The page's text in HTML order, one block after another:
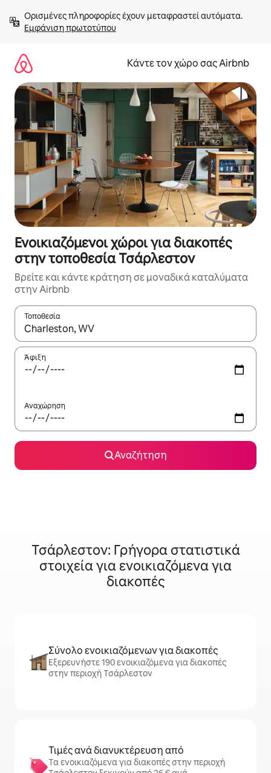
στο
περιεχόμενοΕμφάνιση πρωτοτύπου
Κάντε τον χώρο σας Airbnb
Ενοικιαζόμενοι χώροι για διακοπές
στην τοποθεσία Τσάρλεστον
Βρείτε και κάντε κράτηση σε μοναδικά καταλύματα
στην Airbnb
Τοποθεσία
Όταν τα αποτελέσματα είναι διαθέσιμα, μπορείτε να
Άφιξη
Αναχώρηση
Αναζήτηση
Τσάρλεστον: Γρήγορα στατιστικά
στοιχεία για ενοικιαζόμενα για
διακοπές
Σύνολο ενοικιαζόμενων για διακοπές
Εξερευνήστε 190 ενοικιαζόμενα για διακοπές
στην περιοχή Τσάρλεστον
Τιμές ανά διανυκτέρευση από
Τα ενοικιαζόμενα για διακοπές στην περιοχή